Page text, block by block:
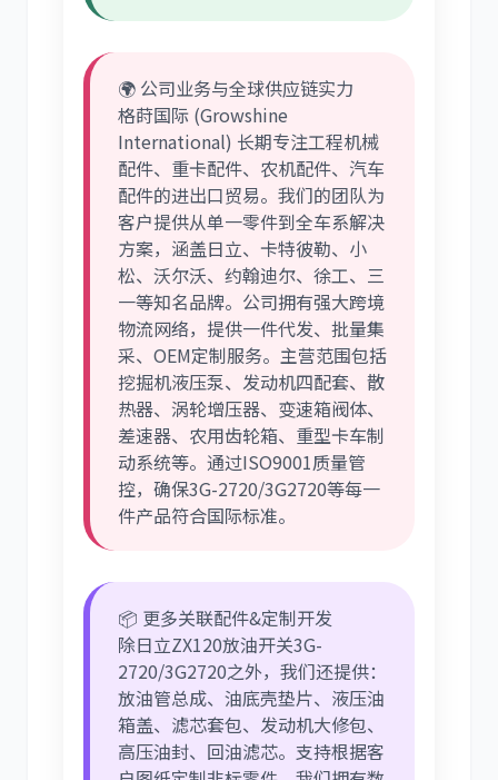
🌍 公司业务与全球供应链实力
格莳国际 (Growshine
International) 长期专注工程机械
配件、重卡配件、农机配件、汽车
配件的进出口贸易。我们的团队为
客户提供从单一零件到全车系解决
方案，涵盖日立、卡特彼勒、小
松、沃尔沃、约翰迪尔、徐工、三
一等知名品牌。公司拥有强大跨境
物流网络，提供一件代发、批量集
采、OEM定制服务。主营范围包括
挖掘机液压泵、发动机四配套、散
热器、涡轮增压器、变速箱阀体、
差速器、农用齿轮箱、重型卡车制
动系统等。通过ISO9001质量管
控，确保3G-2720/3G2720等每一
件产品符合国际标准。
📦 更多关联配件&定制开发
除日立ZX120放油开关3G-
2720/3G2720之外，我们还提供：
放油管总成、油底壳垫片、液压油
箱盖、滤芯套包、发动机大修包、
高压油封、回油滤芯。支持根据客